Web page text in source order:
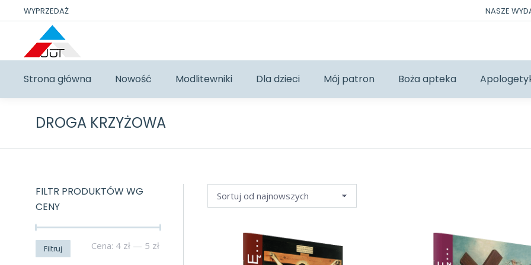
WYPRZEDAŻ NASZE
Strona główna Nowość Modlitewniki Dla dzieci Mój patron Boża apteka
DROGA KRZYŻOWA
FILTR PRODUKTÓW WG
CENY
Cena
Cena
Filtruj Cena: 4 zł — 5 zł